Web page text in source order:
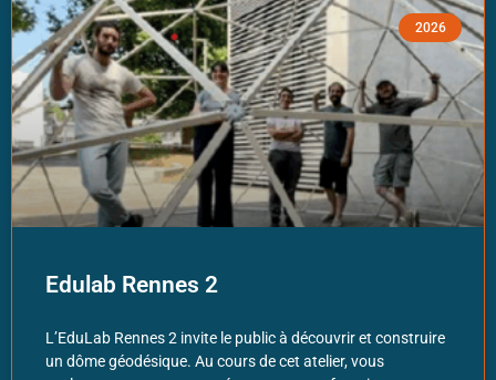
2026
Edulab Rennes 2
L’EduLab Rennes 2 invite le public à découvrir et construire
un dôme géodésique. Au cours de cet atelier, vous